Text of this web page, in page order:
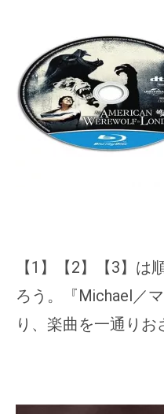
【1】【2】【3】
ろう。『Michael／
り、楽曲を一通りお